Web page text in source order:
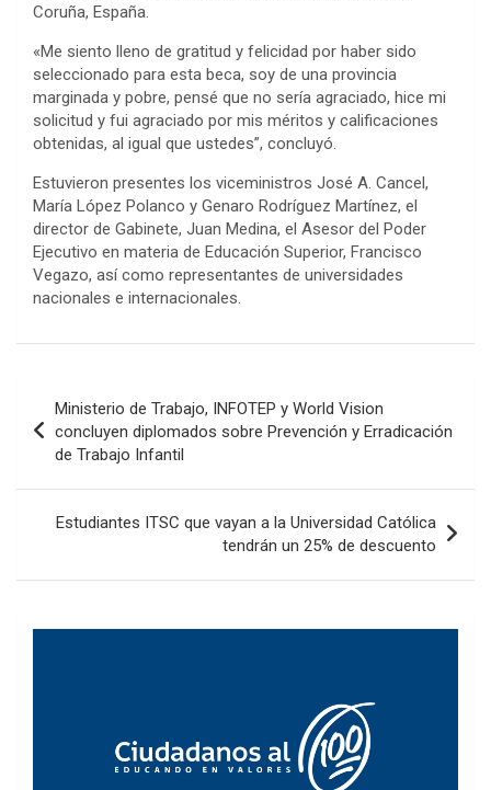
Coruña, España.
«Me siento lleno de gratitud y felicidad por haber sido
seleccionado para esta beca, soy de una provincia
marginada y pobre, pensé que no sería agraciado, hice mi
solicitud y fui agraciado por mis méritos y calificaciones
obtenidas, al igual que ustedes”, concluyó.
Estuvieron presentes los viceministros José A. Cancel,
María López Polanco y Genaro Rodríguez Martínez, el
director de Gabinete, Juan Medina, el Asesor del Poder
Ejecutivo en materia de Educación Superior, Francisco
Vegazo, así como representantes de universidades
nacionales e internacionales.
de
entradas
Ministerio de Trabajo, INFOTEP y World Vision
concluyen diplomados sobre Prevención y Erradicación
de Trabajo Infantil
Estudiantes ITSC que vayan a la Universidad Católica
tendrán un 25% de descuento